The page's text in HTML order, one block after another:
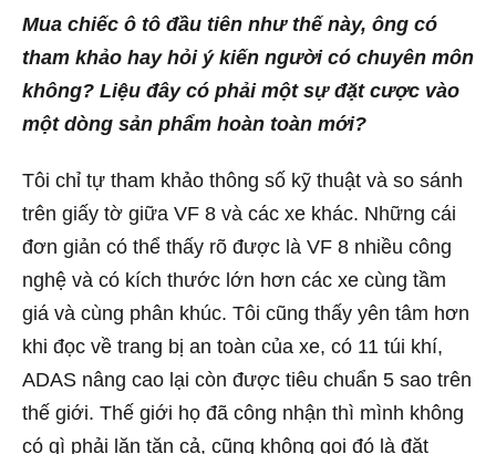
Mua chiếc ô tô đầu tiên như thế này, ông có
tham khảo hay hỏi ý kiến người có chuyên môn
không? Liệu đây có phải một sự đặt cược vào
một dòng sản phẩm hoàn toàn mới?
Tôi chỉ tự tham khảo thông số kỹ thuật và so sánh
trên giấy tờ giữa VF 8 và các xe khác. Những cái
đơn giản có thể thấy rõ được là VF 8 nhiều công
nghệ và có kích thước lớn hơn các xe cùng tầm
giá và cùng phân khúc. Tôi cũng thấy yên tâm hơn
khi đọc về trang bị an toàn của xe, có 11 túi khí,
ADAS nâng cao lại còn được tiêu chuẩn 5 sao trên
thế giới. Thế giới họ đã công nhận thì mình không
có gì phải lăn tăn cả, cũng không gọi đó là đặt